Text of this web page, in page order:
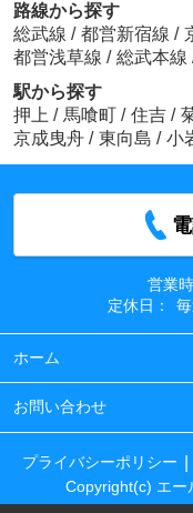
路線から探す
総武線 / 都営新宿線 /
都営浅草線 / 総武本線
駅から探す
押上 / 馬喰町 / 住吉 /
京成曳舟 / 東向島 / 小
営業
定休日：
ホーム
お問い合わせ
プライバシーポリシー
Copyright(c) エー